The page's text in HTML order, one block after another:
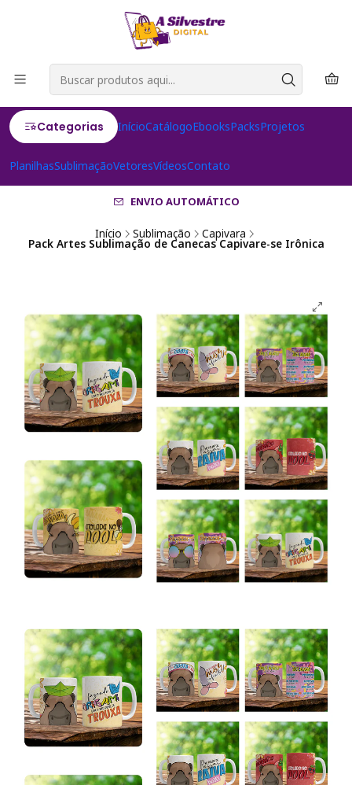
Categorias InícioCatálogoEbooksPacksProjetos
PlanilhasSublimaçãoVetoresVídeosContato
ENVIO AUTOMÁTICO
Início Sublimação Capivara
Pack Artes Sublimação de Canecas Capivare-se Irônica